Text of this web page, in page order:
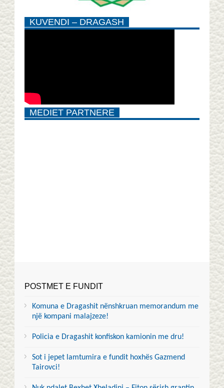
KUVENDI – DRAGASH
MEDIET PARTNERE
POSTMET E FUNDIT
Komuna e Dragashit nënshkruan memorandum me
një kompani malajzeze!
Policia e Dragashit konfiskon kamionin me dru!
Sot i jepet lamtumira e fundit hoxhës Gazmend
Tairovci!